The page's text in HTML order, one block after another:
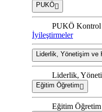
PUKÖ
PUKÖ Kontrol
İyileştirmeler
Liderlik, Yönetişim ve
Liderlik,
Eğitim Öğretim
Eğitim Öğretim